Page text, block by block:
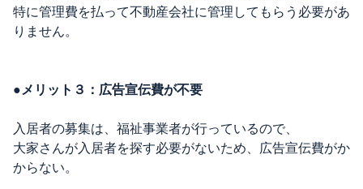
特に管理費を払って不動産会社に管理してもらう必要があ
りません。
●メリット３：広告宣伝費が不要
入居者の募集は、福祉事業者が行っているので、
大家さんが入居者を探す必要がないため、広告宣伝費がか
からない。